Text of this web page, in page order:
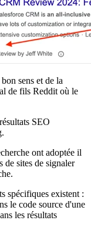
sens et de la
de fils Reddit où le
SEO
ont adoptée il
de sites de signaler
spécifiques existent :
le code source d'une
les résultats